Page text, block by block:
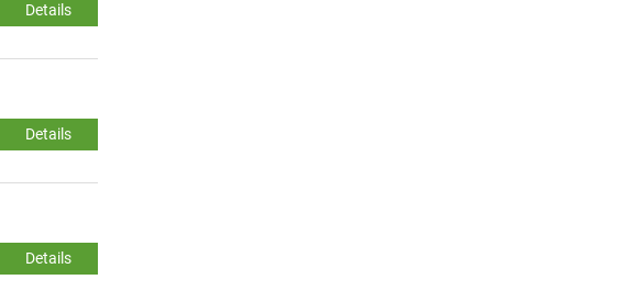
Details
Details
Details